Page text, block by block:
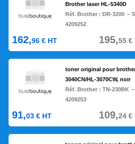
Brother laser HL-5340D
Réf. Brother :DR-3200 –
4209252
162,96 € HT 195,55€
toner original pour
3040CN/HL-3070CW, noir
Réf. Brother :TN-230BK
4209253
91,03 € HT 109,24€